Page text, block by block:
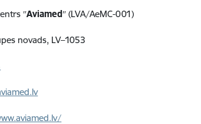
″Aviamed″ (LVA/AeMC-001)
novads, LV–1053